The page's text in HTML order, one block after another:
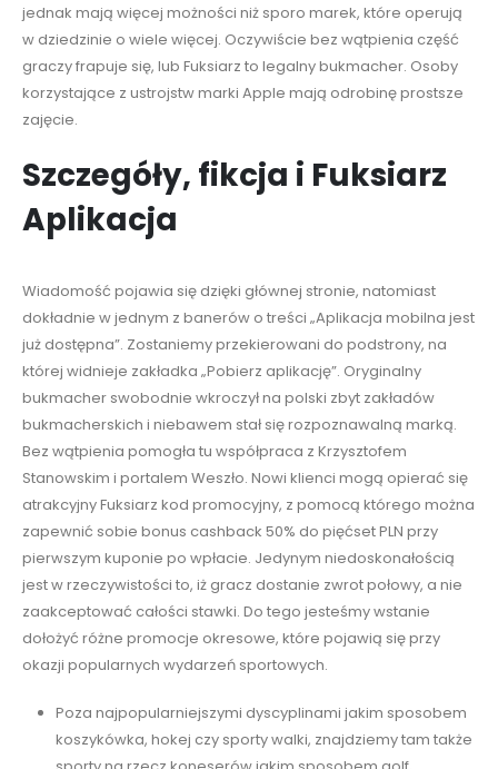
jednak mają więcej możności niż sporo marek, które operują
w dziedzinie o wiele więcej. Oczywiście bez wątpienia część
graczy frapuje się, lub Fuksiarz to legalny bukmacher. Osoby
korzystające z ustrojstw marki Apple mają odrobinę prostsze
zajęcie.
Szczegóły, fikcja i Fuksiarz
Aplikacja
Wiadomość pojawia się dzięki głównej stronie, natomiast
dokładnie w jednym z banerów o treści „Aplikacja mobilna jest
już dostępna”. Zostaniemy przekierowani do podstrony, na
której widnieje zakładka „Pobierz aplikację”. Oryginalny
bukmacher swobodnie wkroczył na polski zbyt zakładów
bukmacherskich i niebawem stał się rozpoznawalną marką.
Bez wątpienia pomogła tu współpraca z Krzysztofem
Stanowskim i portalem Weszło. Nowi klienci mogą opierać się
atrakcyjny Fuksiarz kod promocyjny, z pomocą którego można
zapewnić sobie bonus cashback 50% do pięćset PLN przy
pierwszym kuponie po wpłacie. Jedynym niedoskonałością
jest w rzeczywistości to, iż gracz dostanie zwrot połowy, a nie
zaakceptować całości stawki. Do tego jesteśmy wstanie
dołożyć różne promocje okresowe, które pojawią się przy
okazji popularnych wydarzeń sportowych.
Poza najpopularniejszymi dyscyplinami jakim sposobem
koszykówka, hokej czy sporty walki, znajdziemy tam także